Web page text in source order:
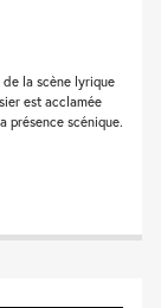
de la scène lyrique
est acclamée
présence scénique.